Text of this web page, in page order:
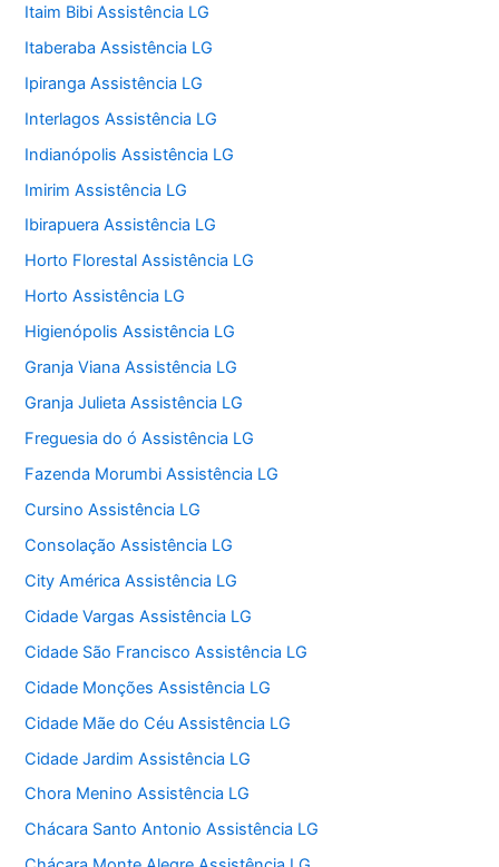
Itaim Bibi Assistência LG
Itaberaba Assistência LG
Ipiranga Assistência LG
Interlagos Assistência LG
Indianópolis Assistência LG
Imirim Assistência LG
Ibirapuera Assistência LG
Horto Florestal Assistência LG
Horto Assistência LG
Higienópolis Assistência LG
Granja Viana Assistência LG
Granja Julieta Assistência LG
Freguesia do ó Assistência LG
Fazenda Morumbi Assistência LG
Cursino Assistência LG
Consolação Assistência LG
City América Assistência LG
Cidade Vargas Assistência LG
Cidade São Francisco Assistência LG
Cidade Monções Assistência LG
Cidade Mãe do Céu Assistência LG
Cidade Jardim Assistência LG
Chora Menino Assistência LG
Chácara Santo Antonio Assistência LG